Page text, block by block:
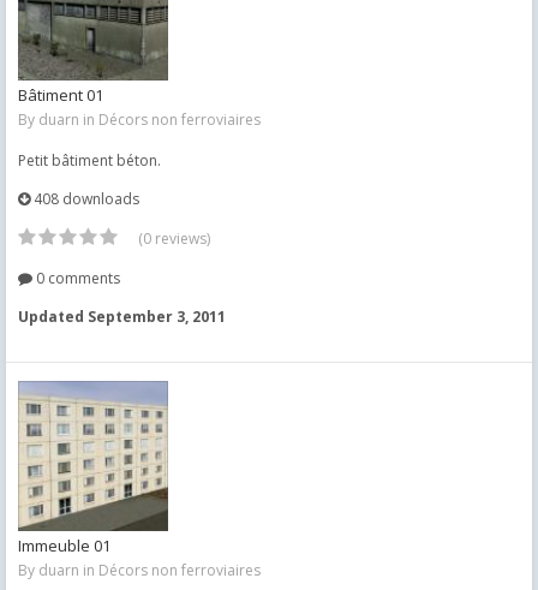
Bâtiment 01
By duarn in Décors non ferroviaires
Petit bâtiment béton.
408 downloads
(0 reviews)
0 comments
Updated September 3, 2011
Immeuble 01
By duarn in Décors non ferroviaires